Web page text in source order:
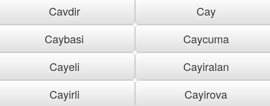
Cavdir
Cay
Caybasi
Caycuma
Cayeli
Cayiralan
Cayirli
Cayirova